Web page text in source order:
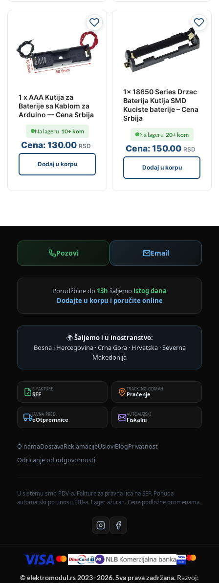
1 x AAA Kutija za
Baterije sa Kablom za
Arduino — Cena Srbija
Cena:130.00 RSD
Na lageru 10+ kom
Dodaj u korpu
1x 18650 Series Drzac
Baterija Kutija SMD
Kuciste baterije – Cena
Srbija
Cena:150.00 RSD
Na lageru 20+ kom
Dodaj u korpu
Pozovi Email
Porudžbine do 13h šaljemo istog dana
Dodajte u korpu i poručite online
🌍Šaljemo i u inostranstvo:
Bosna i Hercegovina · Crna Gora · Hrvatska · Severna
Makedonija
E-FAKTURE
SEF
TRACKING ODMAH
Praćenje
JAVNA PRED.
eOtpremnice
AUTOMATSKI
Fiskalni
O namaDostavaReklamacijeUsloviBlogPrivatnost
Odricanje od odgovornosti
U sistemu smo PDV-a. Fakture za pravna lica na SEF. Ponuda
automatski po unosu PIB-a. Lager ažuran. Cene podložne promenama.
© elektromodul.rs 2023–2026. Sva prava zadržana. Razvoj: